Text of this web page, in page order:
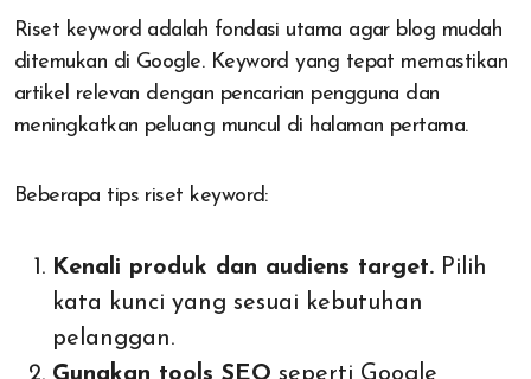
Riset keyword adalah fondasi utama agar blog mudah
ditemukan di Google. Keyword yang tepat memastikan
artikel relevan dengan pencarian pengguna dan
meningkatkan peluang muncul di halaman pertama.
Beberapa tips riset keyword:
Kenali produk dan audiens target. Pilih
kata kunci yang sesuai kebutuhan
pelanggan.